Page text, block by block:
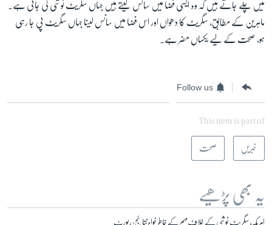
میں چلے جاتے ہیں کہ وہ ایسی فضا میں سانس لیتے ہیں جہاں سگریٹ نوشی کی جاتی ہے۔
ماہرین کے مطابق، سگریٹ کا دھواں اور اس فضا میں سانس لینا جہاں سگریٹ پی جا رہی
ہو، صحت کے لیے یکساں مضر ہے۔
Follow us
This item is part of
خبریں صحت
یہ بھی پڑھیے
امریکہ، سگریٹ نوشی کے خلاف مہم کے خاطر خواہ نتائج: رپورٹ